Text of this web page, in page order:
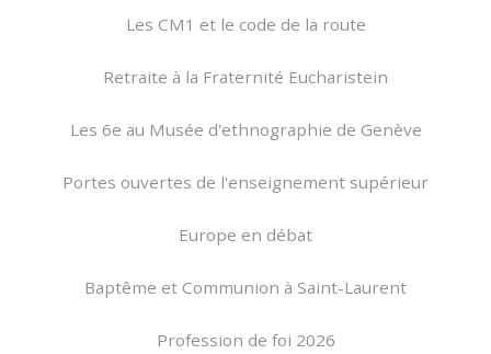
Les CM1 et le code de la route
Retraite à la Fraternité Eucharistein
Les 6e au Musée d'ethnographie de Genève
Portes ouvertes de l'enseignement supérieur
Europe en débat
Baptême et Communion à Saint-Laurent
Profession de foi 2026